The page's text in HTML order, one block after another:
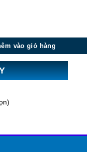
vào giỏ hàng